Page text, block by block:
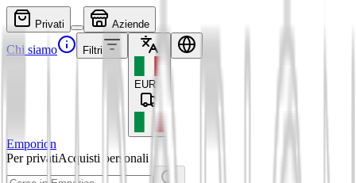
Privati Aziende
Chi siamo Filtri
EUR
Emporion
Per privatiAcquisti personali